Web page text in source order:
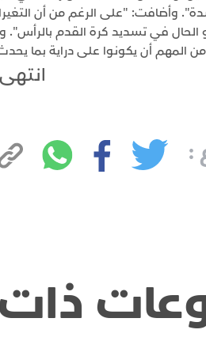
الحال في تسديد كرة القدم
انتهى
: